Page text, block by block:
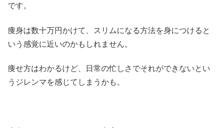
です。
痩身は数十万円かけて、スリムになる方法を身につけると
いう感覚に近いのかもしれません。
痩せ方はわかるけど、日常の忙しさでそれができないとい
うジレンマを感じてしまうかも。